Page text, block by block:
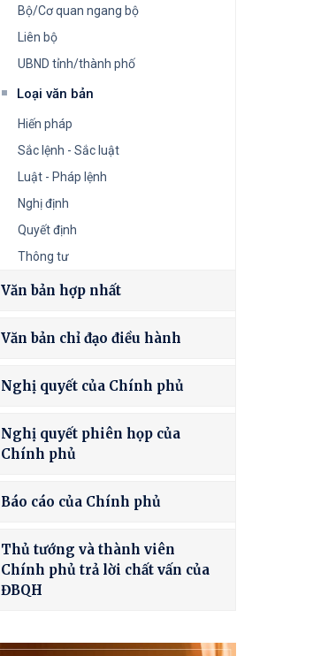
Bộ/Cơ quan ngang bộ
Liên bộ
UBND tỉnh/thành phố
Loại văn bản
Hiến pháp
Sắc lệnh - Sắc luật
Luật - Pháp lệnh
Nghị định
Quyết định
Thông tư
Văn bản hợp nhất
Văn bản chỉ đạo điều hành
Nghị quyết của Chính phủ
Nghị quyết phiên họp của
Chính phủ
Báo cáo của Chính phủ
Thủ tướng và thành viên
Chính phủ trả lời chất vấn của
ĐBQH